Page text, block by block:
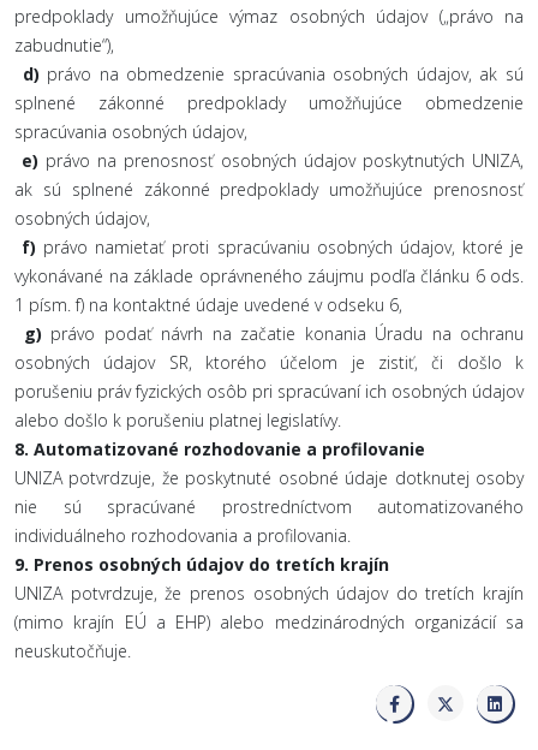
predpoklady umožňujúce výmaz osobných údajov („právo na
zabudnutie“),
d) právo na obmedzenie spracúvania osobných údajov, ak sú
splnené zákonné predpoklady umožňujúce obmedzenie
spracúvania osobných údajov,
e) právo na prenosnosť osobných údajov poskytnutých UNIZA,
ak sú splnené zákonné predpoklady umožňujúce prenosnosť
osobných údajov,
f) právo namietať proti spracúvaniu osobných údajov, ktoré je
vykonávané na základe oprávneného záujmu podľa článku 6 ods.
1 písm. f) na kontaktné údaje uvedené v odseku 6,
g) právo podať návrh na začatie konania Úradu na ochranu
osobných údajov SR, ktorého účelom je zistiť, či došlo k
porušeniu práv fyzických osôb pri spracúvaní ich osobných údajov
alebo došlo k porušeniu platnej legislatívy.
8. Automatizované rozhodovanie a profilovanie
UNIZA potvrdzuje, že poskytnuté osobné údaje dotknutej osoby
nie sú spracúvané prostredníctvom automatizovaného
individuálneho rozhodovania a profilovania.
9. Prenos osobných údajov do tretích krajín
UNIZA potvrdzuje, že prenos osobných údajov do tretích krajín
(mimo krajín EÚ a EHP) alebo medzinárodných organizácií sa
neuskutočňuje.